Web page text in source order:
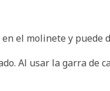
el molinete y puede
Al usar la garra de